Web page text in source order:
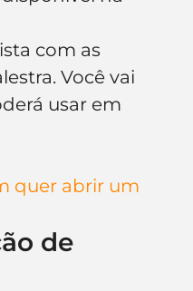
com as
Você vai
usar em
quer abrir um
de